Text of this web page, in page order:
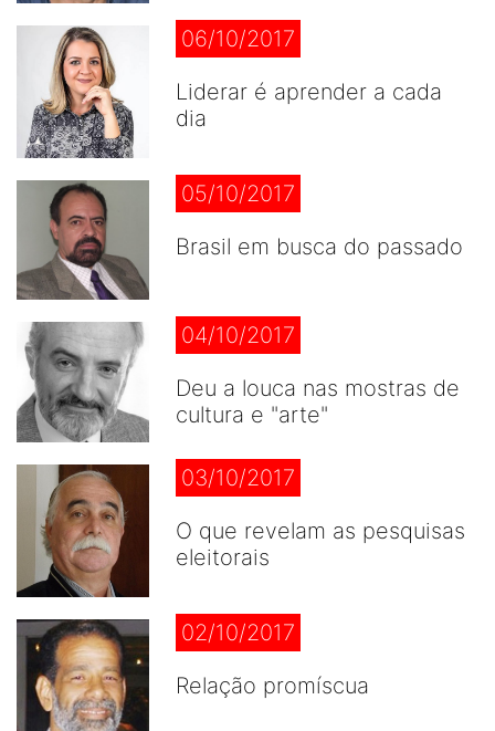
06/10/2017
Liderar é aprender a cada
dia
05/10/2017
Brasil em busca do passado
04/10/2017
Deu a louca nas mostras de
cultura e "arte"
03/10/2017
O que revelam as pesquisas
eleitorais
02/10/2017
Relação promíscua